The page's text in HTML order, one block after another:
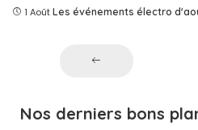
1 Août Les événements électro
Nos derniers bons